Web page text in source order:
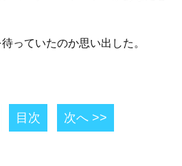
っていたのか思い出した。
目次 次へ >>